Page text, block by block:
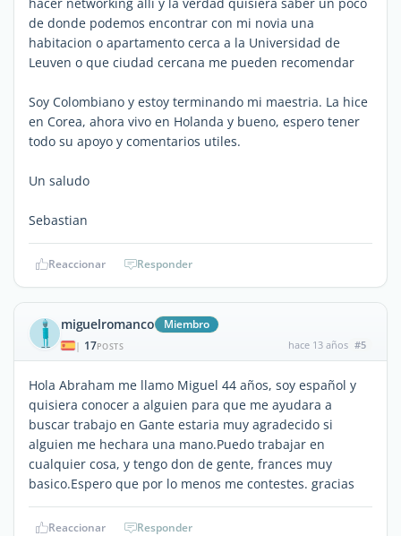
de donde podemos encontrar con mi novia una
habitacion o apartamento cerca a la Universidad de
Leuven o que ciudad cercana me pueden recomendar
Soy Colombiano y estoy terminando mi maestria. La hice
en Corea, ahora vivo en Holanda y bueno, espero tener
todo su apoyo y comentarios utiles.
Un saludo
Sebastian
Reaccionar Responder
miguelromanco Miembro
| 17POSTS hace 13 años #5
Hola Abraham me llamo Miguel 44 años, soy español y
quisiera conocer a alguien para que me ayudara a
buscar trabajo en Gante estaria muy agradecido si
alguien me hechara una mano.Puedo trabajar en
cualquier cosa, y tengo don de gente, frances muy
basico.Espero que por lo menos me contestes. gracias
Reaccionar Responder